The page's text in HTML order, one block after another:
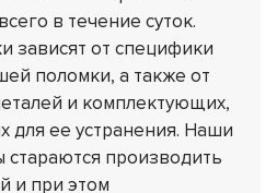
в течение суток.
зависят от специфики
поломки, а также от
и комплектующих,
для ее устранения. Наши
стараются производить
и при этом